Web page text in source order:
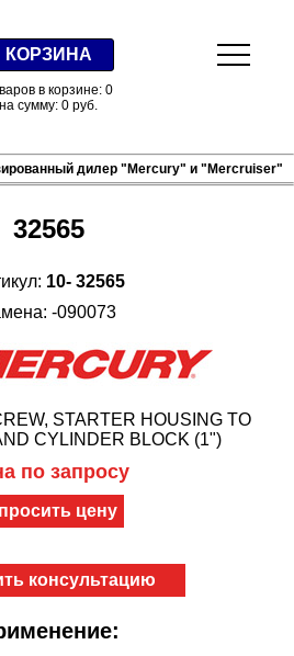
КОРЗИНА
в корзине: 0
на сумму: 0 руб.
дилер "Mercury" и "Mercruiser"
32565
10- 32565
-090073
STARTER HOUSING TO
CYLINDER BLOCK (1")
по запросу
консультацию